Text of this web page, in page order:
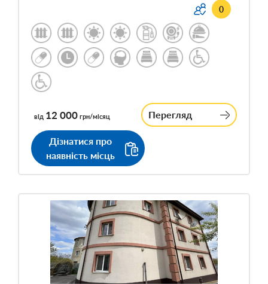
0
від 12 000 грн/місяц Перегляд
Дізнатися про
наявність місць